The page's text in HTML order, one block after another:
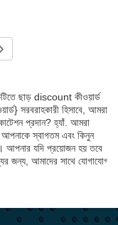
ছাড় discount কীওয়ার্ড
সরবরাহকারী হিসাবে, আমরা
প্রদান? হ্যাঁ. আমরা
স্বাগতম এবং কিনুন
আপনার যদি প্রয়োজন হয় তবে
জন্য, আমাদের সাথে যোগাযোগ